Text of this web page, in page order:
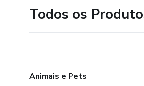
Todos os
Animais e Pets